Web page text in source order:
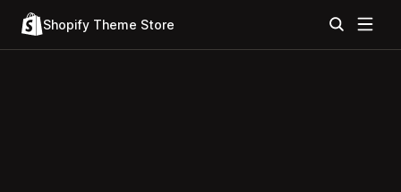
Shopify Theme Store